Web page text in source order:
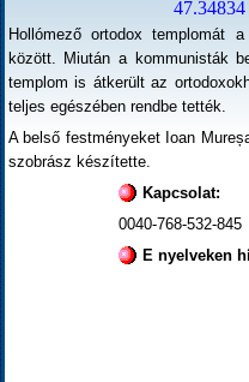
Hollómező ortodox templomát
között. Miután a kommunisták
templom is átkerült az
teljes egészében rendbe tették.
A belső festményeket Ioan
szobrász készítette.
Kapcsolat:
0040-768-532-845
E nyelveken